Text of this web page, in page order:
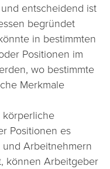
entscheidend ist
begründet
in bestimmten
Positionen im
wo bestimmte
Merkmale
körperliche
Positionen es
Arbeitnehmern
können Arbeitgeber